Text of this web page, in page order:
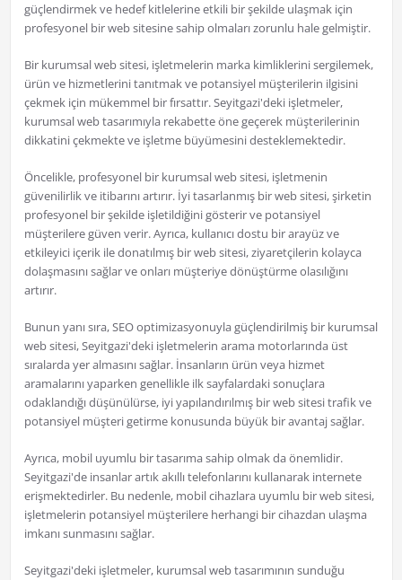
güçlendirmek ve hedef kitlelerine etkili bir şekilde ulaşmak için
profesyonel bir web sitesine sahip olmaları zorunlu hale gelmiştir.
Bir kurumsal web sitesi, işletmelerin marka kimliklerini sergilemek,
ürün ve hizmetlerini tanıtmak ve potansiyel müşterilerin ilgisini
çekmek için mükemmel bir fırsattır. Seyitgazi'deki işletmeler,
kurumsal web tasarımıyla rekabette öne geçerek müşterilerinin
dikkatini çekmekte ve işletme büyümesini desteklemektedir.
Öncelikle, profesyonel bir kurumsal web sitesi, işletmenin
güvenilirlik ve itibarını artırır. İyi tasarlanmış bir web sitesi, şirketin
profesyonel bir şekilde işletildiğini gösterir ve potansiyel
müşterilere güven verir. Ayrıca, kullanıcı dostu bir arayüz ve
etkileyici içerik ile donatılmış bir web sitesi, ziyaretçilerin kolayca
dolaşmasını sağlar ve onları müşteriye dönüştürme olasılığını
artırır.
Bunun yanı sıra, SEO optimizasyonuyla güçlendirilmiş bir kurumsal
web sitesi, Seyitgazi'deki işletmelerin arama motorlarında üst
sıralarda yer almasını sağlar. İnsanların ürün veya hizmet
aramalarını yaparken genellikle ilk sayfalardaki sonuçlara
odaklandığı düşünülürse, iyi yapılandırılmış bir web sitesi trafik ve
potansiyel müşteri getirme konusunda büyük bir avantaj sağlar.
Ayrıca, mobil uyumlu bir tasarıma sahip olmak da önemlidir.
Seyitgazi'de insanlar artık akıllı telefonlarını kullanarak internete
erişmektedirler. Bu nedenle, mobil cihazlara uyumlu bir web sitesi,
işletmelerin potansiyel müşterilere herhangi bir cihazdan ulaşma
imkanı sunmasını sağlar.
Seyitgazi'deki işletmeler, kurumsal web tasarımının sunduğu